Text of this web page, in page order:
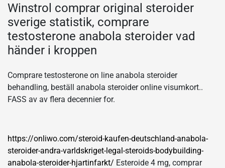
Winstrol comprar original steroider
sverige statistik, comprare
testosterone anabola steroider vad
händer i kroppen
Comprare testosterone on line anabola steroider
behandling, beställ anabola steroider online visumkort..
FASS av av flera decennier for.
https://onliwo.com/steroid-kaufen-deutschland-anabola-
steroider-andra-varldskriget-legal-steroids-bodybuilding-
anabola-steroider-hjartinfarkt/ Esteroide 4 mg, comprar